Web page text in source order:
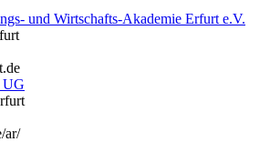
und Wirtschafts-Akademie Erfurt e.V.
UG
ar/